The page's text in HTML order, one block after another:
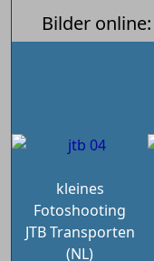
Bilder online:
kleines
Fotoshooting
JTB Transporten
(NL)